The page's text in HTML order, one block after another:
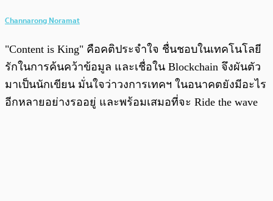
Channarong Noramat
"Content is King" คือคติประจำใจ ชื่นชอบในเทคโนโลยี
รักในการค้นคว้าข้อมูล และเชื่อใน Blockchain จึงผันตัว
มาเป็นนักเขียน มั่นใจว่าวงการเทคฯ ในอนาคตยังมีอะไร
อีกหลายอย่างรออยู่ และพร้อมเสมอที่จะ Ride the wave